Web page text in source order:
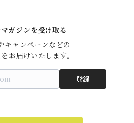
ガジンを受け取る
キャンペーンなどの
お届けいたします。
登録